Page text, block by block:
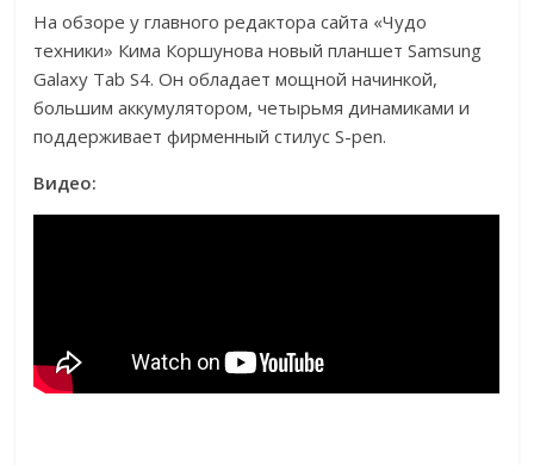
На обзоре у главного редактора сайта «Чудо
техники» Кима Коршунова новый планшет Samsung
Galaxy Tab S4. Он обладает мощной начинкой,
большим аккумулятором, четырьмя динамиками и
поддерживает фирменный стилус S-pen.
Видео: